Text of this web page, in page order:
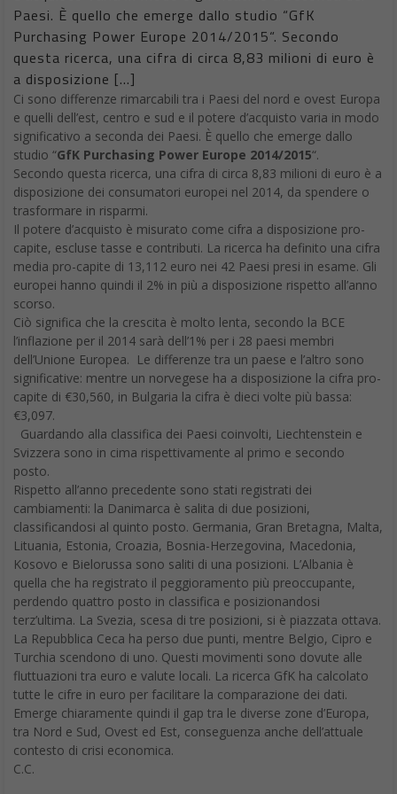
Paesi. È quello che emerge dallo studio “GfK
Purchasing Power Europe 2014/2015“. Secondo
questa ricerca, una cifra di circa 8,83 milioni di euro è
a disposizione […]
Ci sono differenze rimarcabili tra i Paesi del nord e ovest Europa
e quelli dell’est, centro e sud e il potere d’acquisto varia in modo
significativo a seconda dei Paesi. È quello che emerge dallo
studio “GfK Purchasing Power Europe 2014/2015“.
Secondo questa ricerca, una cifra di circa 8,83 milioni di euro è a
disposizione dei consumatori europei nel 2014, da spendere o
trasformare in risparmi.
Il potere d’acquisto è misurato come cifra a disposizione pro-
capite, escluse tasse e contributi. La ricerca ha definito una cifra
media pro-capite di 13,112 euro nei 42 Paesi presi in esame. Gli
europei hanno quindi il 2% in più a disposizione rispetto all’anno
scorso.
Ciò significa che la crescita è molto lenta, secondo la BCE
l’inflazione per il 2014 sarà dell’1% per i 28 paesi membri
dell’Unione Europea. Le differenze tra un paese e l’altro sono
significative: mentre un norvegese ha a disposizione la cifra pro-
capite di €30,560, in Bulgaria la cifra è dieci volte più bassa:
€3,097.
Guardando alla classifica dei Paesi coinvolti, Liechtenstein e
Svizzera sono in cima rispettivamente al primo e secondo
posto.
Rispetto all’anno precedente sono stati registrati dei
cambiamenti: la Danimarca è salita di due posizioni,
classificandosi al quinto posto. Germania, Gran Bretagna, Malta,
Lituania, Estonia, Croazia, Bosnia-Herzegovina, Macedonia,
Kosovo e Bielorussa sono saliti di una posizioni. L’Albania è
quella che ha registrato il peggioramento più preoccupante,
perdendo quattro posto in classifica e posizionandosi
terz’ultima. La Svezia, scesa di tre posizioni, si è piazzata ottava.
La Repubblica Ceca ha perso due punti, mentre Belgio, Cipro e
Turchia scendono di uno. Questi movimenti sono dovute alle
fluttuazioni tra euro e valute locali. La ricerca GfK ha calcolato
tutte le cifre in euro per facilitare la comparazione dei dati.
Emerge chiaramente quindi il gap tra le diverse zone d’Europa,
tra Nord e Sud, Ovest ed Est, conseguenza anche dell’attuale
contesto di crisi economica.
C.C.